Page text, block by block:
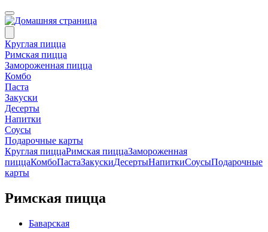
Круглая пицца
Римская пицца
Замороженная пицца
Комбо
Паста
Закуски
Десерты
Напитки
Соусы
Подарочные карты
Круглая пиццаРимская пиццаЗамороженная
пиццаКомбоПастаЗакускиДесертыНапиткиСоусыПодарочные
карты
Римская пицца
Баварская